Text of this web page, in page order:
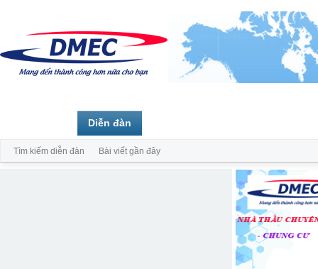
Diễn đàn
Tìm kiếm diễn đàn Bài viết gần đây